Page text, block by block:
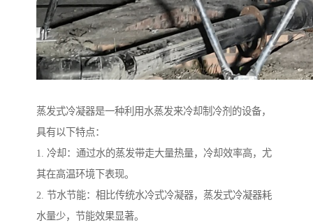
蒸发式冷凝器是一种利用水蒸发来冷却制冷剂的设备，
具有以下特点：
1. 冷却：通过水的蒸发带走大量热量，冷却效率高，尤
其在高温环境下表现。
2. 节水节能：相比传统水冷式冷凝器，蒸发式冷凝器耗
水量少，节能效果显著。